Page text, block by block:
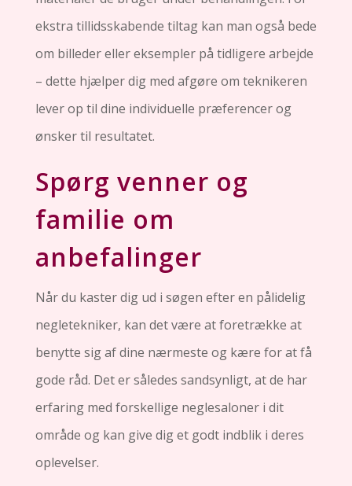
ekstra tillidsskabende tiltag kan man også bede
om billeder eller eksempler på tidligere arbejde
– dette hjælper dig med afgøre om teknikeren
lever op til dine individuelle præferencer og
ønsker til resultatet.
Spørg venner og
familie om
anbefalinger
Når du kaster dig ud i søgen efter en pålidelig
negletekniker, kan det være at foretrække at
benytte sig af dine nærmeste og kære for at få
gode råd. Det er således sandsynligt, at de har
erfaring med forskellige neglesaloner i dit
område og kan give dig et godt indblik i deres
oplevelser.